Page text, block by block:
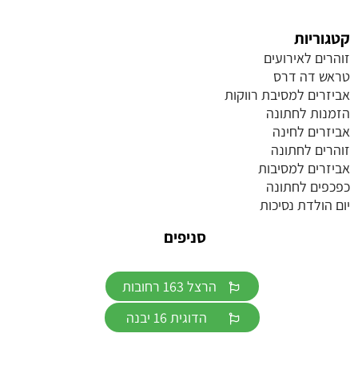
קטגוריות
זוהרים לאירועים
טראש דה דרס
אביזרים למסיבת רווקות
הזמנות לחתונה
אביזרים לחינה
זוהרים לחתונה
אביזרים למסיבות
כפכפים לחתונה
יום הולדת נסיכות
סניפים
הרצל 163 רחובות
הדוגית 16 יבנה